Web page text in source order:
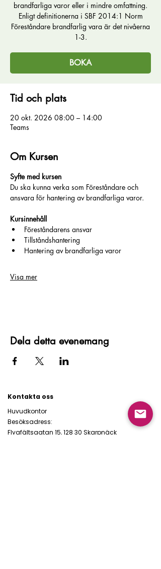
brandfarliga varor eller i mindre omfattning.
Enligt definitionerna i SBF 2014:1 Norm
Föreståndare brandfarlig vara är det nivåerna
1-3.
BOKA
Tid och plats
20 okt. 2026 08:00 – 14:00
Teams
Om Kursen
Syfte med kursen
Du ska kunna verka som Föreståndare och
ansvara för hantering av brandfarliga varor.
Kursinnehåll
Föreståndarens ansvar
Tillståndshantering
Hantering av brandfarliga varor
Visa mer
Dela detta evenemang
Kontakta oss
Huvudkontor
Besöksadress:
Flygfältsgatan 15, 128 30 Skarpnäck